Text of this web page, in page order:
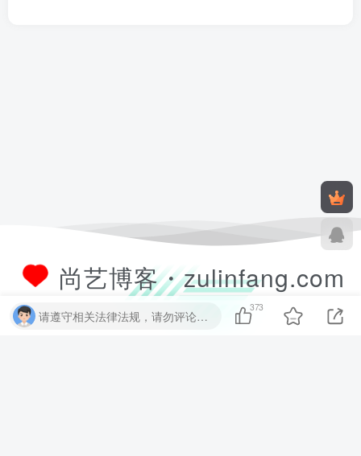
尚艺博客・zulinfang.com
请遵守相关法律法规，请勿评论纯表情、纯数字、纯英文、乱码文字等无用信息，否则关7 天小黑屋！
373